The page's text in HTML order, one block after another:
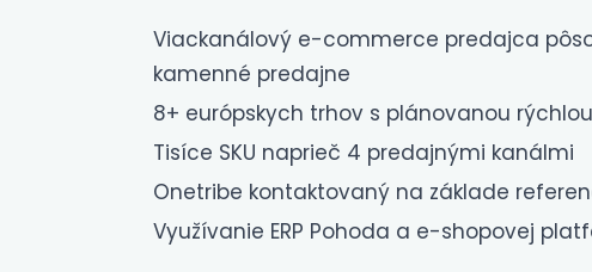
Viackanálový e-commerce predajca
kamenné predajne
8+ európskych trhov s plánovanou
Tisíce SKU naprieč 4 predajnými kanálmi
Onetribe kontaktovaný na základe
Využívanie ERP Pohoda a e-shopovej